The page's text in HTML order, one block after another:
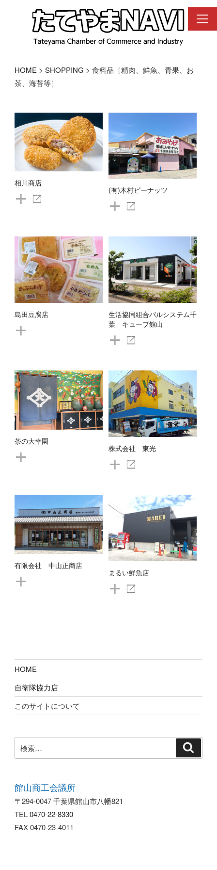
HOME > SHOPPING > 食料品［精肉、鮮魚、青果、お
茶、海苔等］
相川商店
+ open_in_new
(有)木村ピーナッツ
+ open_in_new
島田豆腐店
+
生活協同組合パルシステム千
葉 キューブ館山
+ open_in_new
茶の大幸園
+ 株式会社 東光
+ open_in_new
有限会社 中山正商店
+ まるい鮮魚店
+ open_in_new
HOME
自衛隊協力店
このサイトについて
索
館山商工会議所
〒294-0047 千葉県館山市八幡821
TEL0470-22-8330
FAX 0470-23-4011